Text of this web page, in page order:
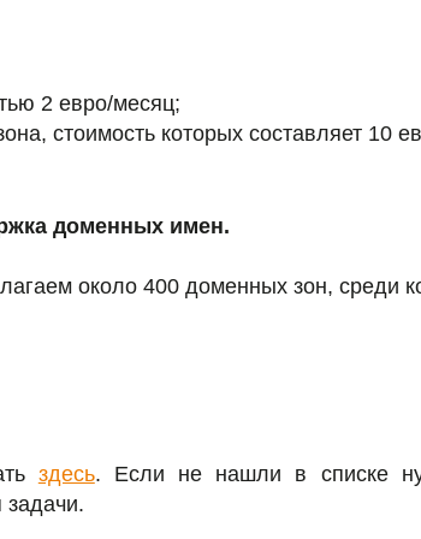
2 евро/месяц;
стоимость которых составляет 10
доменных имен.
около 400 доменных зон, среди
здесь. Если не нашли в списке